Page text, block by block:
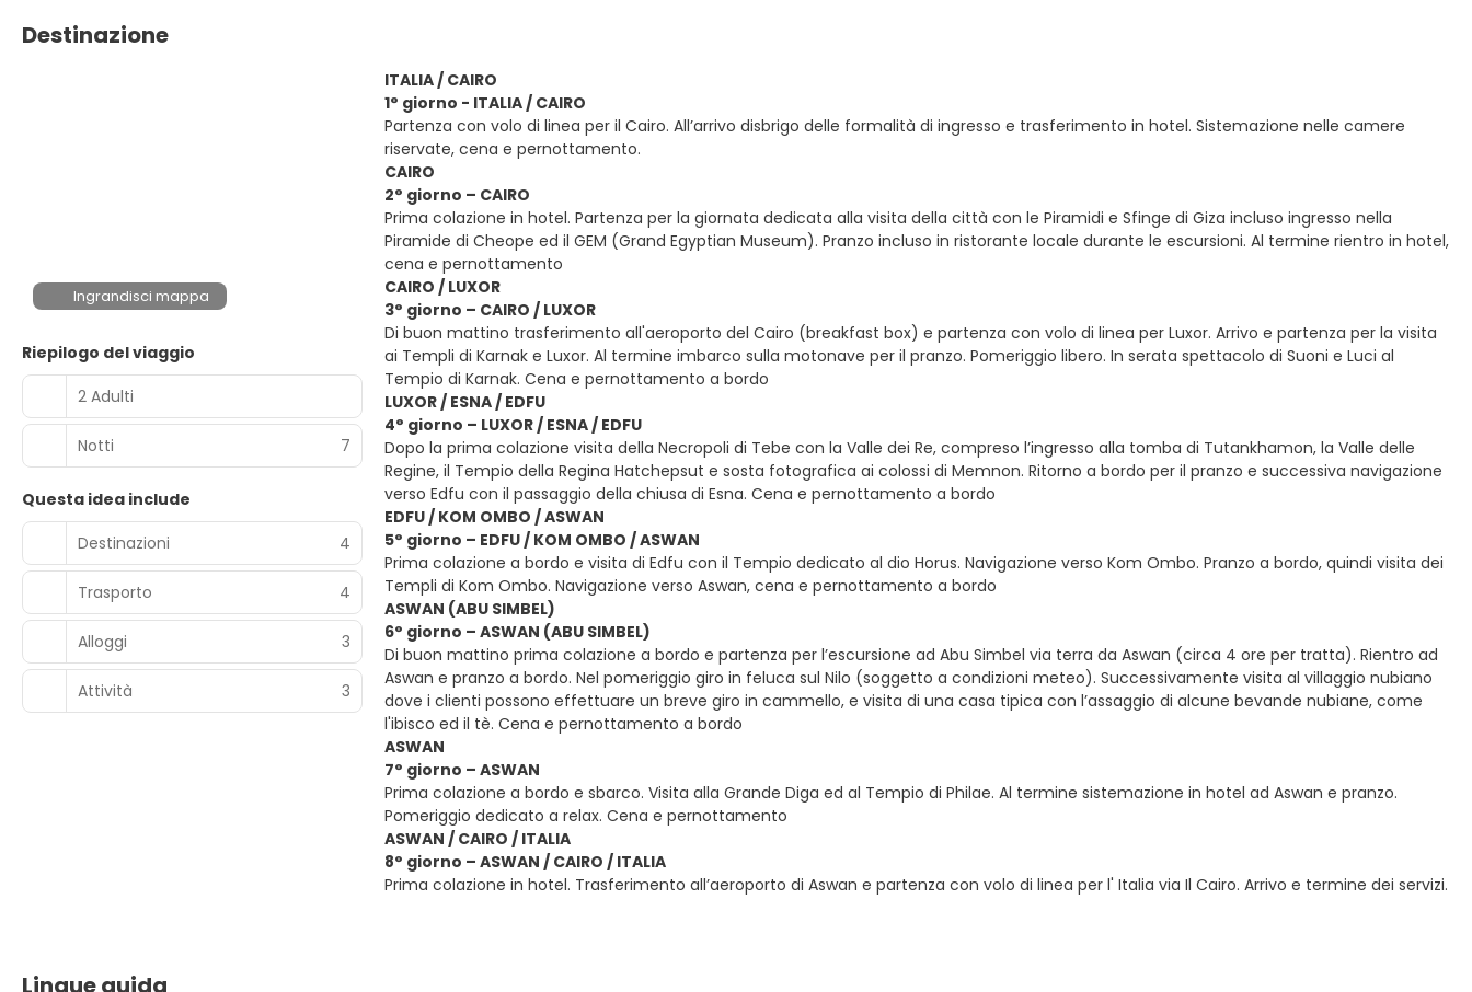
Destinazione
Ingrandisci mappa
Riepilogo del viaggio
2 Adulti
Notti 7
Questa idea include
Destinazioni
4
Trasporto 4
Alloggi 3
Attività 3
ITALIA / CAIRO
1° giorno - ITALIA / CAIRO
Partenza con volo di linea per il Cairo. All’arrivo disbrigo delle formalità di ingresso e trasferimento in hotel. Sistemazione nelle camere
riservate, cena e pernottamento.
CAIRO
2° giorno – CAIRO
Prima colazione in hotel. Partenza per la giornata dedicata alla visita della città con le Piramidi e Sfinge di Giza incluso ingresso nella
Piramide di Cheope ed il GEM (Grand Egyptian Museum). Pranzo incluso in ristorante locale durante le escursioni. Al termine rientro in hotel,
cena e pernottamento
CAIRO / LUXOR
3° giorno – CAIRO / LUXOR
Di buon mattino trasferimento all'aeroporto del Cairo (breakfast box) e partenza con volo di linea per Luxor. Arrivo e partenza per la visita
ai Templi di Karnak e Luxor. Al termine imbarco sulla motonave per il pranzo. Pomeriggio libero. In serata spettacolo di Suoni e Luci al
Tempio di Karnak. Cena e pernottamento a bordo
LUXOR / ESNA / EDFU
4° giorno – LUXOR / ESNA / EDFU
Dopo la prima colazione visita della Necropoli di Tebe con la Valle dei Re, compreso l’ingresso alla tomba di Tutankhamon, la Valle delle
Regine, il Tempio della Regina Hatchepsut e sosta fotografica ai colossi di Memnon. Ritorno a bordo per il pranzo e successiva navigazione
verso Edfu con il passaggio della chiusa di Esna. Cena e pernottamento a bordo
EDFU / KOM OMBO / ASWAN
5° giorno – EDFU / KOM OMBO / ASWAN
Prima colazione a bordo e visita di Edfu con il Tempio dedicato al dio Horus. Navigazione verso Kom Ombo. Pranzo a bordo, quindi visita dei
Templi di Kom Ombo. Navigazione verso Aswan, cena e pernottamento a bordo
ASWAN (ABU SIMBEL)
6° giorno – ASWAN (ABU SIMBEL)
Di buon mattino prima colazione a bordo e partenza per l’escursione ad Abu Simbel via terra da Aswan (circa 4 ore per tratta). Rientro ad
Aswan e pranzo a bordo. Nel pomeriggio giro in feluca sul Nilo (soggetto a condizioni meteo). Successivamente visita al villaggio nubiano
dove i clienti possono effettuare un breve giro in cammello, e visita di una casa tipica con l’assaggio di alcune bevande nubiane, come
l'ibisco ed il tè. Cena e pernottamento a bordo
ASWAN
7° giorno – ASWAN
Prima colazione a bordo e sbarco. Visita alla Grande Diga ed al Tempio di Philae. Al termine sistemazione in hotel ad Aswan e pranzo.
Pomeriggio dedicato a relax. Cena e pernottamento
ASWAN / CAIRO / ITALIA
8° giorno – ASWAN / CAIRO / ITALIA
Prima colazione in hotel. Trasferimento all’aeroporto di Aswan e partenza con volo di linea per l' Italia via Il Cairo. Arrivo e termine dei servizi.
Lingue guida